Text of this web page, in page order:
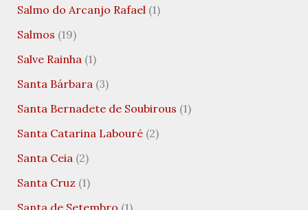
Salmo do Arcanjo Rafael(1)
Salmos (19)
Salve Rainha(1)
Santa Bárbara(3)
Santa Bernadete de Soubirous (1)
Santa Catarina Labouré(2)
Santa Ceia(2)
Santa Cruz (1)